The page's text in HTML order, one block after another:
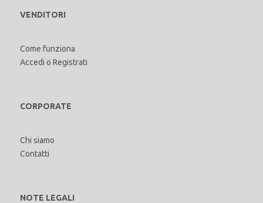
VENDITORI
Come funziona
Accedi o Registrati
CORPORATE
Chi siamo
Contatti
NOTE LEGALI